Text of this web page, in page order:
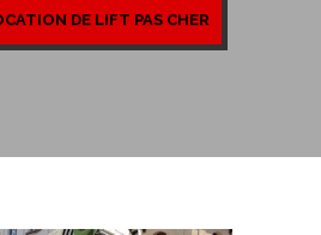
DE LIFT PAS CHER